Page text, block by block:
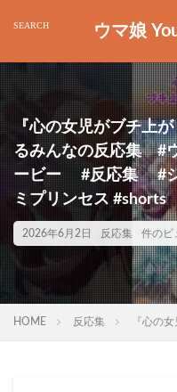
ウマ娘
『心の女児がブチ上
るみんなの反応集 #
ービー #反応集 #ジ
ミプリンセス #shorts
2026年6月2日 反応集 件のビ
HOME 反応集 『心の